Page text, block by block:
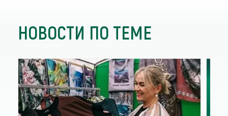
НОВОСТИ ПО ТЕМЕ